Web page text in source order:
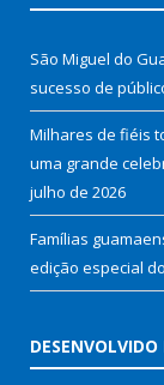
São Miguel do
sucesso de
Milhares de fiéis
uma grande
julho de 2026
Famílias
edição especial
DESENVOLVIDO